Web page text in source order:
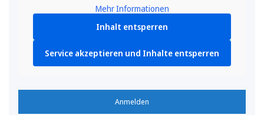
Mehr Informationen
Inhalt entsperren
Service akzeptieren und Inhalte entsperren
Anmelden